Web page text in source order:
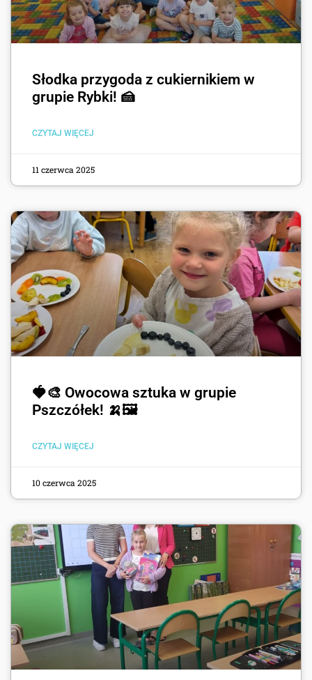
Słodka przygoda z cukiernikiem w
grupie Rybki! 🍰
CZYTAJ WIĘCEJ
11 czerwca 2025
🍓🎨 Owocowa sztuka w grupie
Pszczółek! 🍌🖼️
CZYTAJ WIĘCEJ
10 czerwca 2025